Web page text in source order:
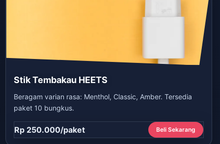
Stik Tembakau HEETS
Beragam varian rasa: Menthol, Classic, Amber. Tersedia
paket 10 bungkus.
Rp 250.000/paket Beli Sekarang